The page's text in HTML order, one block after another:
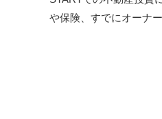
や保険、すでにオーナ